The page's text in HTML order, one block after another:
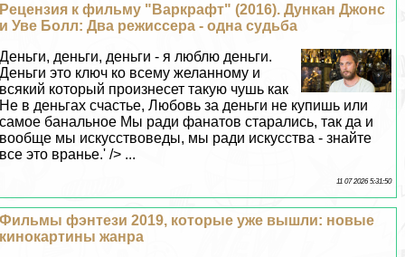
Рецензия к фильму "Варкрафт" (2016). Дункан Джонс
и Уве Болл: Два режиссера - одна судьба
Деньги, деньги, деньги - я люблю деньги.
Деньги это ключ ко всему желанному и
всякий который произнесет такую чушь как
Не в деньгах счастье, Любовь за деньги не купишь или
самое бaнaльное Мы ради фанатов старались, так да и
вообще мы искусствоведы, мы ради искусства - знайте
все это вранье.' /> ...
11 07 2026 5:31:50
Фильмы фэнтези 2019, которые уже вышли: новые
кинокартины жанра